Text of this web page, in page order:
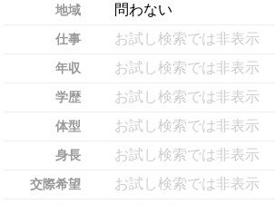
地域 問わない
仕事 お試し検索では非表示
年収 お試し検索では非表示
学歴 お試し検索では非表示
体型 お試し検索では非表示
身長 お試し検索では非表示
交際希望 お試し検索では非表示